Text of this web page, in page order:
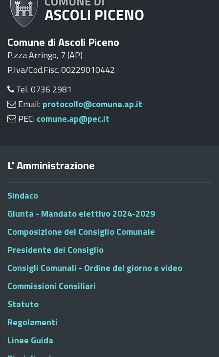
Comune di Ascoli Piceno
P.zza Arringo, 7 (AP)
P.Iva/Cod.Fisc. 00229010442
Tel. 0736 2981
Email: protocollo@comune.ap.it
PEC: comune.ap@pec.it
L' Amministrazione
Sindaco
Giunta - Mandato elettivo 2024-2029
Composizione del Consiglio Comunale
Presidente del Consiglio
Consigli Comunali - Ordine del giorno e video
Commissioni Consiliari
Statuto
Regolamenti
Linee Guida